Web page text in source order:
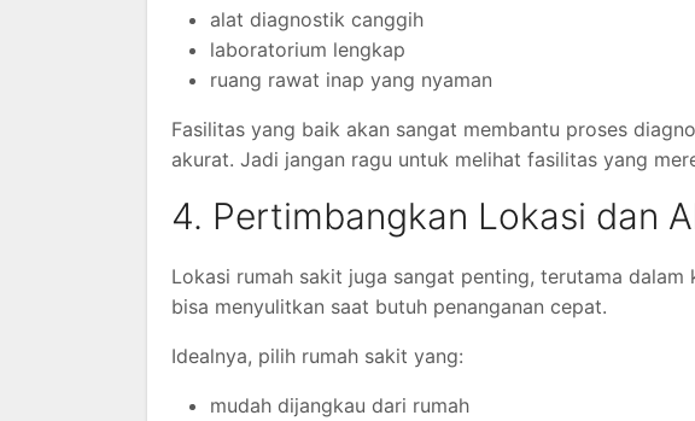
alat diagnostik canggih
laboratorium lengkap
ruang rawat inap yang nyaman
Fasilitas yang baik akan sangat membantu proses
akurat. Jadi jangan ragu untuk melihat fasilitas yang
4. Pertimbangkan Lokasi dan
Lokasi rumah sakit juga sangat penting, terutama
bisa menyulitkan saat butuh penanganan cepat.
Idealnya, pilih rumah sakit yang:
mudah dijangkau dari rumah